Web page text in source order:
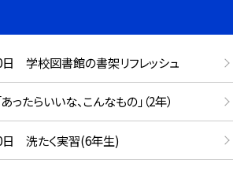
日 学校図書館の書架リフレッシュ
たらいいな、こんなもの」（2年）
日 洗たく実習(6年生)